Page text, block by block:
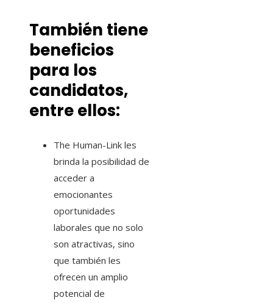
También tiene
beneficios
para los
candidatos,
entre ellos:
The Human-Link les
brinda la posibilidad de
acceder a
emocionantes
oportunidades
laborales que no solo
son atractivas, sino
que también les
ofrecen un amplio
potencial de